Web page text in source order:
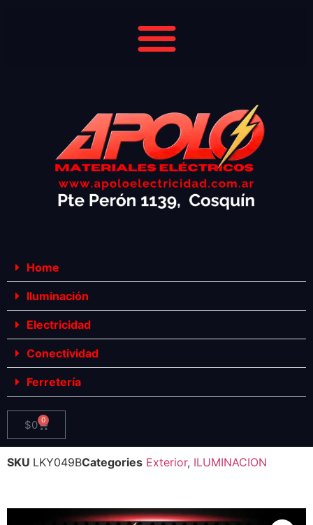
Home
Iluminación
Electricidad
Conectividad
Ferretería
$0 0
SKU LKY049BCategories Exterior, ILUMINACION